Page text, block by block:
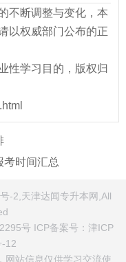
不断调整与变化，本
以权威部门公布的正
性学习目的，版权归
考时间汇总
-2,天津达闻专升本网,All
号 ICP备案号： 津ICP
-12
网站信息仅供学习交流使